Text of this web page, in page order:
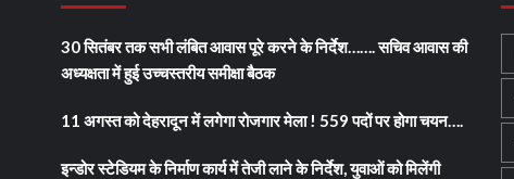
30 सितंबर तक सभी लंबित आवास पूरे करने के निर्देश……. सचिव आवास की
अध्यक्षता में हुई उच्चस्तरीय समीक्षा बैठक
11 अगस्त को देहरादून में लगेगा रोजगार मेला ! 559 पदों पर होगा चयन….
इन्डोर स्टेडियम के निर्माण कार्य में तेजी लाने के निर्देश, युवाओं को मिलेंगी